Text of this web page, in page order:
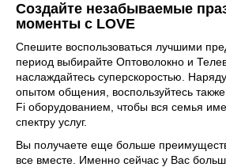
Создайте незабываемые
моменты с LOVE
Спешите воспользоваться лучшими
период выбирайте Оптоволокно и
наслаждайтесь суперскоростью.
опытом общения, воспользуйтесь
Fi оборудованием, чтобы вся семья
спектру услуг.
Вы получаете еще больше
все вместе. Именно сейчас у Вас